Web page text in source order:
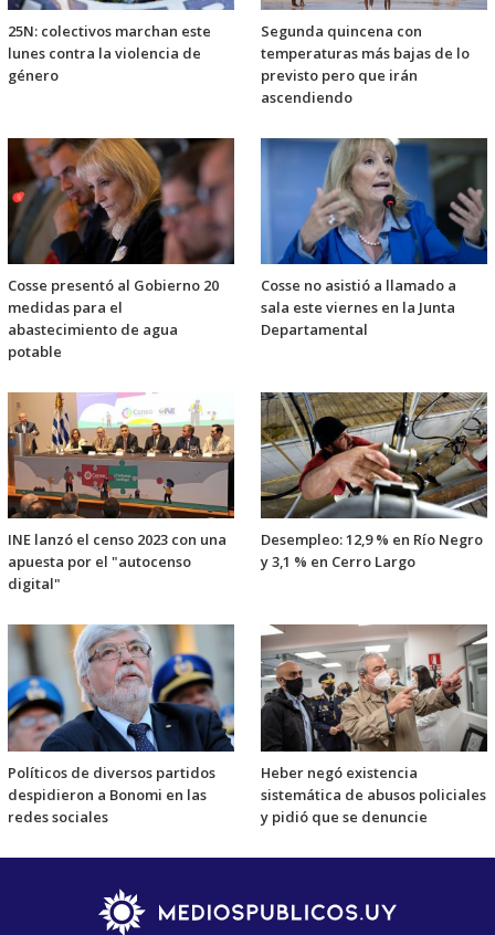
25N: colectivos marchan este
lunes contra la violencia de
género
Segunda quincena con
temperaturas más bajas de lo
previsto pero que irán
ascendiendo
Cosse presentó al Gobierno 20
medidas para el
abastecimiento de agua
potable
Cosse no asistió a llamado a
sala este viernes en la Junta
Departamental
INE lanzó el censo 2023 con una
apuesta por el "autocenso
digital"
Desempleo: 12,9 % en Río Negro
y 3,1 % en Cerro Largo
Políticos de diversos partidos
despidieron a Bonomi en las
redes sociales
Heber negó existencia
sistemática de abusos policiales
y pidió que se denuncie